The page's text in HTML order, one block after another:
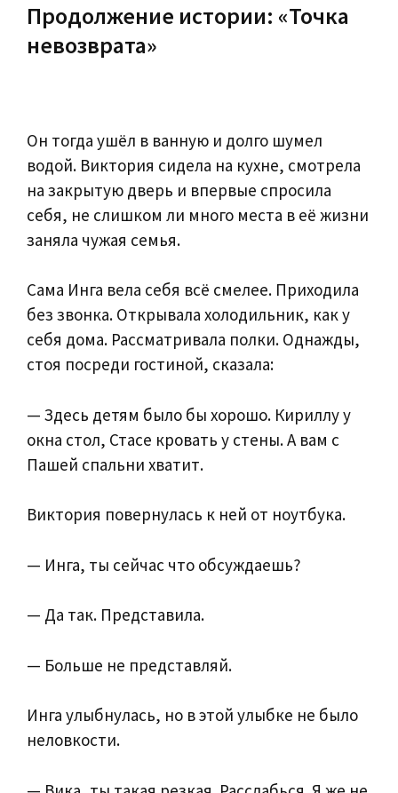
Продолжение истории: «Точка
невозврата»
Он тогда ушёл в ванную и долго шумел
водой. Виктория сидела на кухне, смотрела
на закрытую дверь и впервые спросила
себя, не слишком ли много места в её жизни
заняла чужая семья.
Сама Инга вела себя всё смелее. Приходила
без звонка. Открывала холодильник, как у
себя дома. Рассматривала полки. Однажды,
стоя посреди гостиной, сказала:
— Здесь детям было бы хорошо. Кириллу у
окна стол, Стасе кровать у стены. А вам с
Пашей спальни хватит.
Виктория повернулась к ней от ноутбука.
— Инга, ты сейчас что обсуждаешь?
— Да так. Представила.
— Больше не представляй.
Инга улыбнулась, но в этой улыбке не было
неловкости.